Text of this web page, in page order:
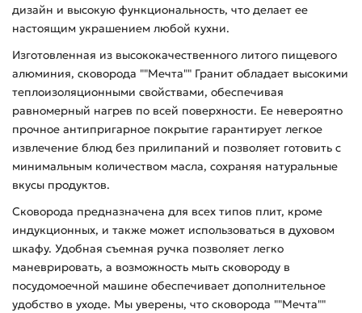
дизайн и высокую функциональность, что делает ее
настоящим украшением любой кухни.
Изготовленная из высококачественного литого пищевого
алюминия, сковорода ""Мечта"" Гранит обладает высокими
теплоизоляционными свойствами, обеспечивая
равномерный нагрев по всей поверхности. Ее невероятно
прочное антипригарное покрытие гарантирует легкое
извлечение блюд без прилипаний и позволяет готовить с
минимальным количеством масла, сохраняя натуральные
вкусы продуктов.
Сковорода предназначена для всех типов плит, кроме
индукционных, и также может использоваться в духовом
шкафу. Удобная съемная ручка позволяет легко
маневрировать, а возможность мыть сковороду в
посудомоечной машине обеспечивает дополнительное
удобство в уходе. Мы уверены, что сковорода ""Мечта""